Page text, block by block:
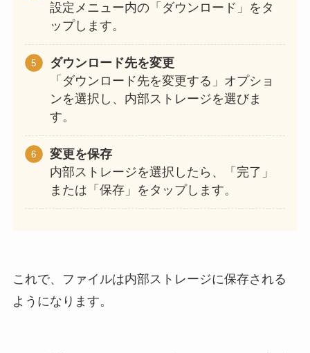
設定メニュー内の「ダウンロード」をタ
ップします。
ダウンロード先を変更
「ダウンロード先を変更する」オプショ
ンを選択し、内部ストレージを選びま
す。
変更を保存
内部ストレージを選択したら、「完了」
または「保存」をタップします。
これで、ファイルは内部ストレージに保存される
ようになります。